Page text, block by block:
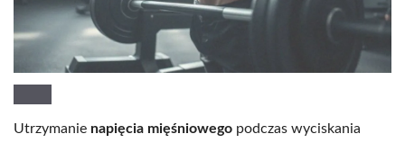
Utrzymanie napięcia mięśniowego podczas wyciskania